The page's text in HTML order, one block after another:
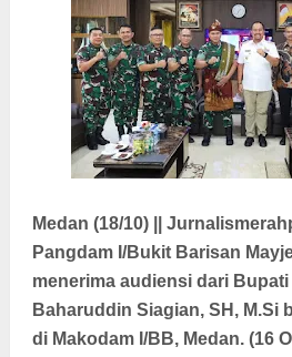
Medan (18/10) ||
Pangdam I/Bukit Barisan
menerima audiensi dari
Baharuddin Siagian, SH, M.Si
di Makodam I/BB, Medan. (16